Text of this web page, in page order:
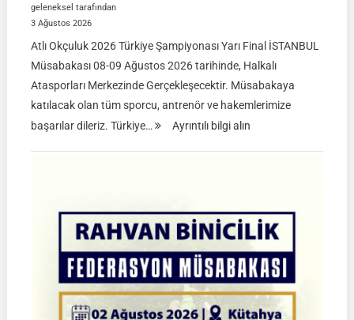
geleneksel tarafından
3 Ağustos 2026
Atlı Okçuluk 2026 Türkiye Şampiyonası Yarı Final İSTANBUL
Müsabakası 08-09 Ağustos 2026 tarihinde, Halkalı
Atasporları Merkezinde Gerçekleşecektir. Müsabakaya
katılacak olan tüm sporcu, antrenör ve hakemlerimize
başarılar dileriz. Türkiye…
Ayrıntılı bilgi alın:
Türkiye
Şampiyonası
Yarı
Final